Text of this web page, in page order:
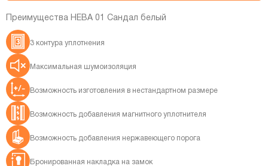
Преимущества НЕВА 01 Сандал белый
3 контура уплотнения
Максимальная шумоизоляция
Возможность изготовления в нестандартном размере
Возможность добавления магнитного уплотнителя
Возможность добавления нержавеющего порога
Бронированная накладка на замок